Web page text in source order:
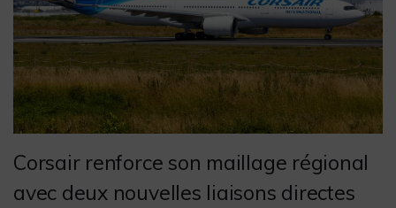
Corsair renforce son maillage régional
avec deux nouvelles liaisons directes